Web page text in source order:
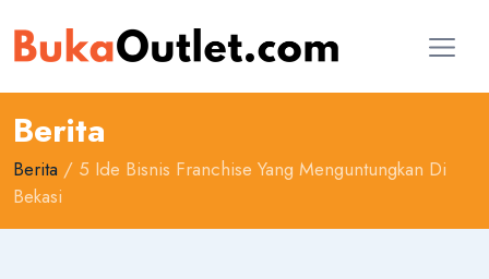
Berita
Berita / 5 Ide Bisnis Franchise Yang Menguntungkan Di
Bekasi